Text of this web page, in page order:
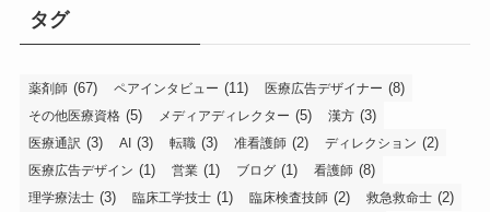
タグ
薬剤師 (67) ペアインタビュー (11) 医療広告デザイナー (8)
その他医療資格 (5) メディアディレクター (5) 漢方 (3)
医療通訳 (3) AI (3) 転職 (3) 准看護師 (2) ディレクション (2)
医療広告デザイン (1) 営業 (1) ブログ (1) 看護師 (8)
理学療法士 (3) 臨床工学技士 (1) 臨床検査技師 (2) 救急救命士 (2)